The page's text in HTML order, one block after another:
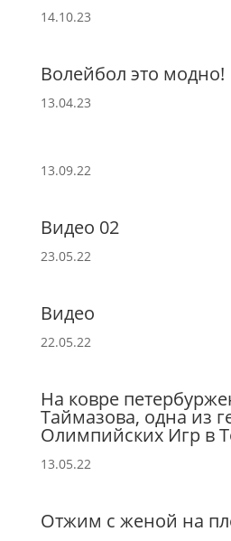
14.10.23
Волейбол это модно!
13.04.23
13.09.22
Видео 02
23.05.22
Видео
22.05.22
На ковре
Таймазова, одна из
Олимпийских Игр в
13.05.22
Отжим с женой на